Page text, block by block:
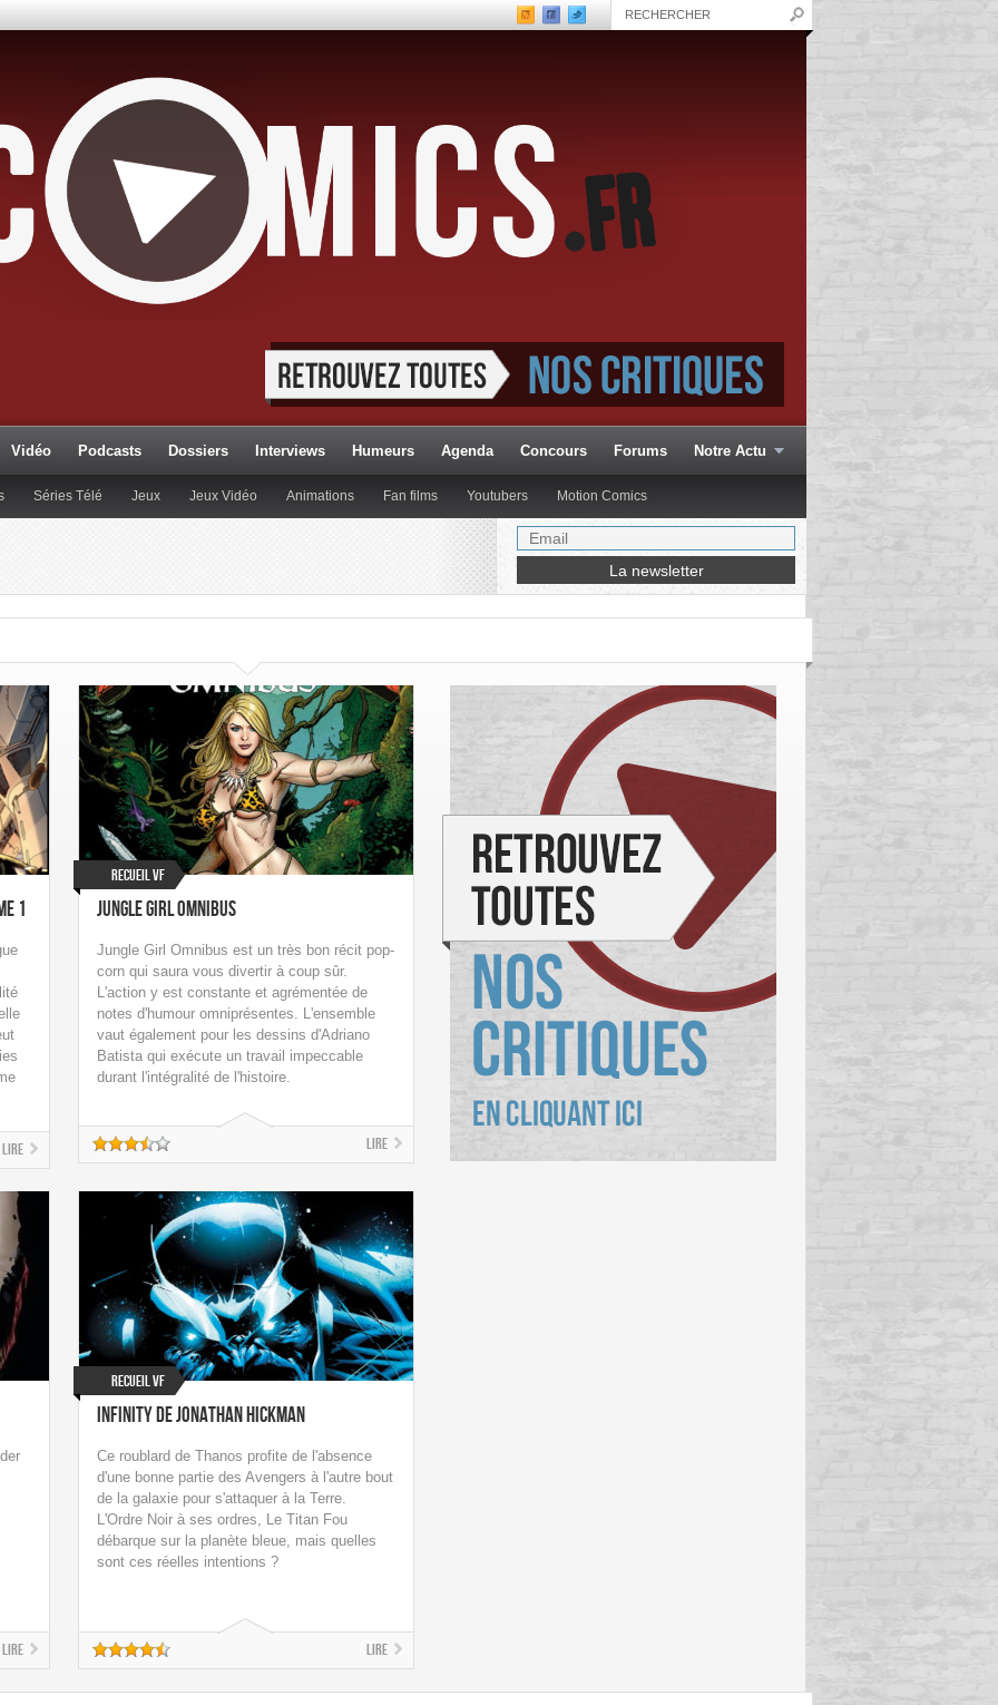
Vidéo Podcasts Dossiers Interviews Humeurs Agenda Concours Forums Notre Actu
Séries Télé Jeux Jeux Vidéo Animations Fan films Youtubers Motion Comics
1
Lire
Recueil VF
Jungle Girl Omnibus
Jungle Girl Omnibus est un très bon récit pop-
corn qui saura vous divertir à coup sûr.
L'action y est constante et agrémentée de
notes d'humour omniprésentes. L'ensemble
vaut également pour les dessins d'Adriano
Batista qui exécute un travail impeccable
durant l'intégralité de l'histoire.
Lire
Lire
Recueil VF
Infinity de Jonathan Hickman
Ce roublard de Thanos profite de l'absence
d'une bonne partie des Avengers à l'autre bout
de la galaxie pour s'attaquer à la Terre.
L'Ordre Noir à ses ordres, Le Titan Fou
débarque sur la planète bleue, mais quelles
sont ces réelles intentions ?
Lire